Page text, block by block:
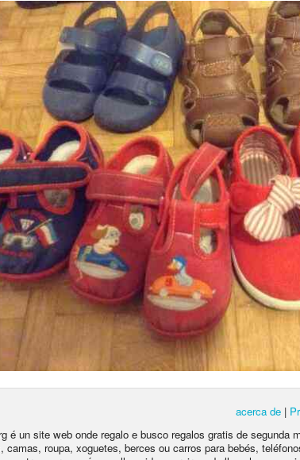
acerca de |
é un site web onde regalo e busco regalos gratis de
camas, roupa, xoguetes, berces ou carros para bebés,